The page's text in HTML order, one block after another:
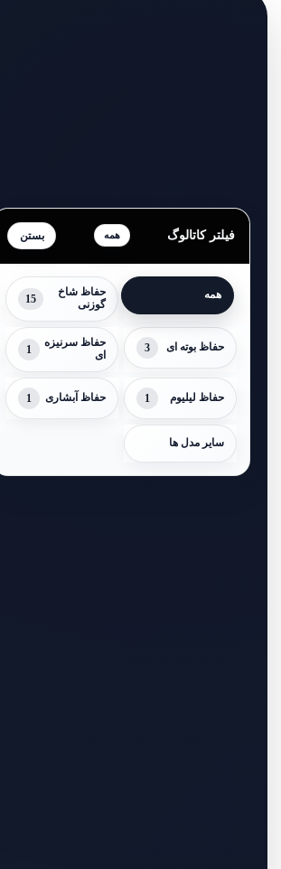
فیلتر کاتالوگ همه
همه
حفاظ شاخ
گوزنی
15
حفاظ بوته ای 3
حفاظ سرنیزه
ای
1
حفاظ لیلیوم 1 حفاظ آبشاری 1
سایر مدل ها